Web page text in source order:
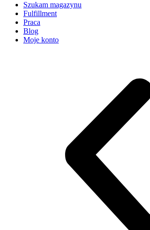
Szukam magazynu
Fulfillment
Praca
Blog
Moje konto